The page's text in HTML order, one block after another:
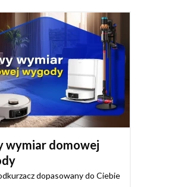
wymiar domowej
dopasowany do Ciebie